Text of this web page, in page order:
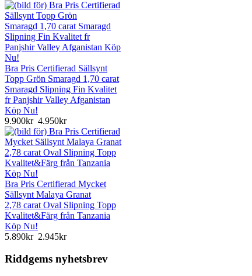
Bra Pris Certifierad Sällsynt
Topp Grön Smaragd 1,70 carat
Smaragd Slipning Fin Kvalitet
fr Panjshir Valley Afganistan
Köp Nu!
9.900kr 4.950kr
Bra Pris Certifierad Mycket
Sällsynt Malaya Granat
2,78 carat Oval Slipning Topp
Kvalitet&Färg från Tanzania
Köp Nu!
5.890kr 2.945kr
Riddgems nyhetsbrev